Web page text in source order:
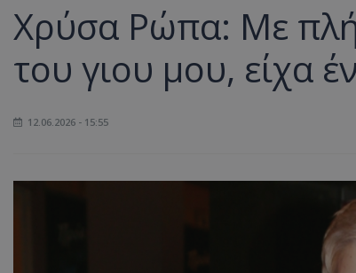
Χρύσα Ρώπα: Με
του γιου μου, είχα
12.06.2026 - 15:55